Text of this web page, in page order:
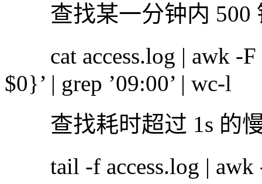
查找某一分钟内 500
cat access.log | awk -F
$0}’ | grep ’09:00’ | wc-l
查找耗时超过 1s 的
tail -f access.log | awk -